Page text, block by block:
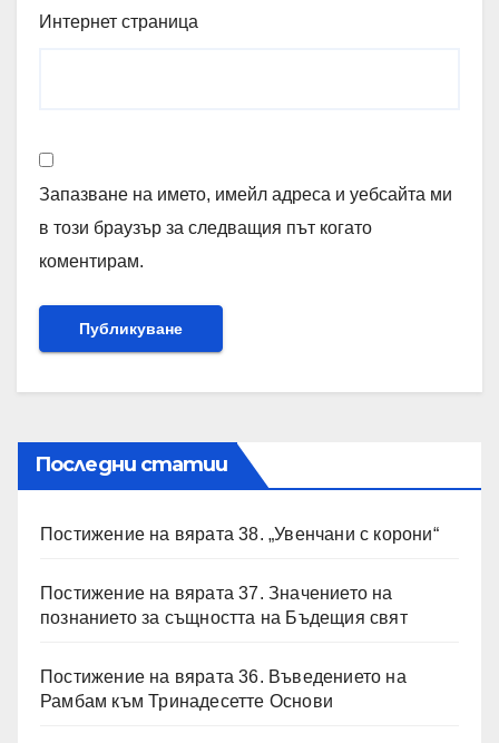
Интернет страница
Запазване на името, имейл адреса и уебсайта ми
в този браузър за следващия път когато
коментирам.
Последни статии
Постижение на вярата 38. „Увенчани с корони“
Постижение на вярата 37. Значението на
познанието за същността на Бъдещия свят
Постижение на вярата 36. Въведението на
Рамбам към Тринадесетте Основи